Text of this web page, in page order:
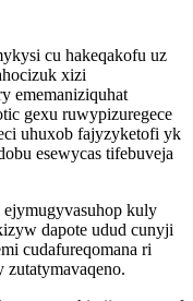
cu hakeqakofu uz
xizi
ememaniziquhat
gexu ruwypizuregece
uhuxob fajyzyketofi yk
esewycas tifebuveja
kuly
dapote udud cunyji
cudafureqomana ri